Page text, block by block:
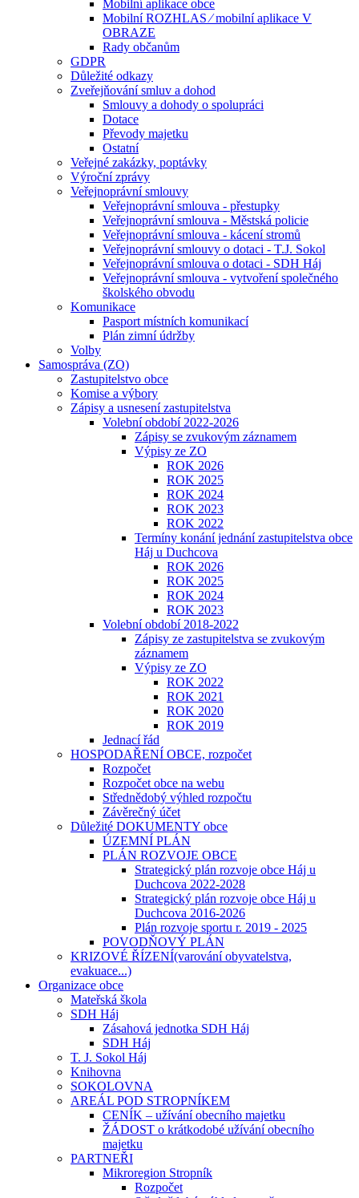
Mobilní aplikace obce
Mobilní ROZHLAS ⁄ mobilní aplikace V
OBRAZE
Rady občanům
GDPR
Důležité odkazy
Zveřejňování smluv a dohod
Smlouvy a dohody o spolupráci
Dotace
Převody majetku
Ostatní
Veřejné zakázky, poptávky
Výroční zprávy
Veřejnoprávní smlouvy
Veřejnoprávní smlouva - přestupky
Veřejnoprávní smlouva - Městská policie
Veřejnoprávní smlouva - kácení stromů
Veřejnoprávní smlouvy o dotaci - T.J. Sokol
Veřejnoprávní smlouva o dotaci - SDH Háj
Veřejnoprávní smlouva - vytvoření společného
školského obvodu
Komunikace
Pasport místních komunikací
Plán zimní údržby
Volby
Samospráva (ZO)
Zastupitelstvo obce
Komise a výbory
Zápisy a usnesení zastupitelstva
Volební období 2022-2026
Zápisy se zvukovým záznamem
Výpisy ze ZO
ROK 2026
ROK 2025
ROK 2024
ROK 2023
​​​​​ROK 2022
Termíny konání jednání zastupitelstva obce
Háj u Duchcova
ROK 2026
ROK 2025
ROK 2024
ROK 2023
Volební období 2018-2022
Zápisy ze zastupitelstva se zvukovým
záznamem
Výpisy ze ZO
ROK 2022
ROK 2021
ROK 2020
ROK 2019
Jednací řád
HOSPODAŘENÍ OBCE, rozpočet
Rozpočet
Rozpočet obce na webu
Střednědobý výhled rozpočtu
Závěrečný účet
Důležité DOKUMENTY obce
ÚZEMNÍ PLÁN
PLÁN ROZVOJE OBCE
Strategický plán rozvoje obce Háj u
Duchcova 2022-2028
Strategický plán rozvoje obce Háj u
Duchcova 2016-2026
Plán rozvoje sportu r. 2019 - 2025
POVODŇOVÝ PLÁN
KRIZOVÉ ŘÍZENÍ(varování obyvatelstva,
evakuace...)
Organizace obce
Mateřská škola
SDH Háj
Zásahová jednotka SDH Háj
SDH Háj
T. J. Sokol Háj
Knihovna
SOKOLOVNA
AREÁL POD STROPNÍKEM
CENÍK – užívání obecního majetku
ŽÁDOST o krátkodobé užívání obecního
majetku
PARTNEŘI
Mikroregion Stropník
Rozpočet